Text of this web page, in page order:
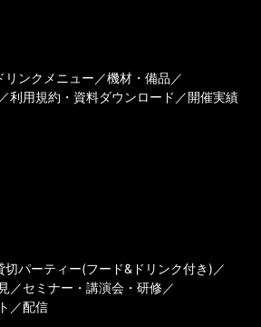
リンクメニュー
機材・備品
利用規約・資料ダウンロード 開催実績
切パーティー(フード&ドリンク付き)
セミナー・講演会・研修
配信